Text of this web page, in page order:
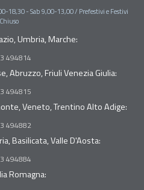
18,30 - Sab 9,00-13,00 / Prefestivi e Festivi
Chiuso
Umbria, Marche:
494814
Abruzzo, Friuli Venezia Giulia:
494815
Veneto, Trentino Alto Adige:
494882
Basilicata, Valle D'Aosta:
494884
Romagna: